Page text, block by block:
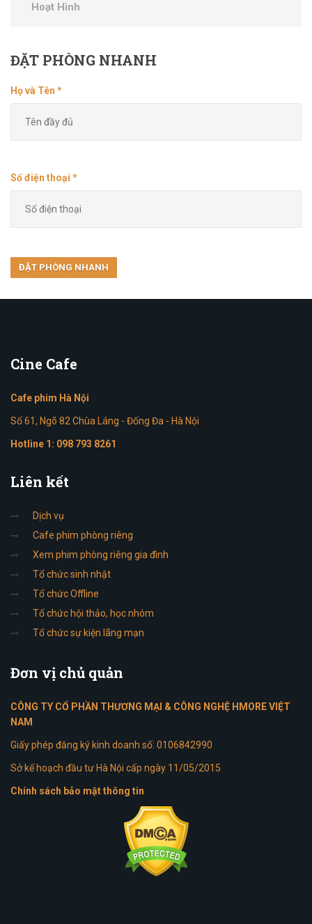
Hoạt Hình
ĐẶTPHÒNG NHANH
Họ và Tên *
Số điện thoại *
Cine Cafe
Cafe phim Hà Nội
Số 61, Ngõ 82 Chùa Láng - Đống Đa - Hà Nội
Hotline 1: 098 793 8261
Liên kết
Dịch vụ
Cafe phim phòng riêng
Xem phim phòng riêng gia đình
Tổ chức sinh nhật
Tổ chức Offline
Tổ chức hội thảo, học nhóm
Tổ chức sự kiện lãng mạn
Đơn vị chủ quản
CÔNG TY CỔ PHẦN THƯƠNG MẠI & CÔNG NGHỆ HMORE VIỆT
NAM
Giấy phép đăng ký kinh doanh số: 0106842990
Sở kế hoạch đầu tư Hà Nội cấp ngày 11/05/2015
Chính sách bảo mật thông tin